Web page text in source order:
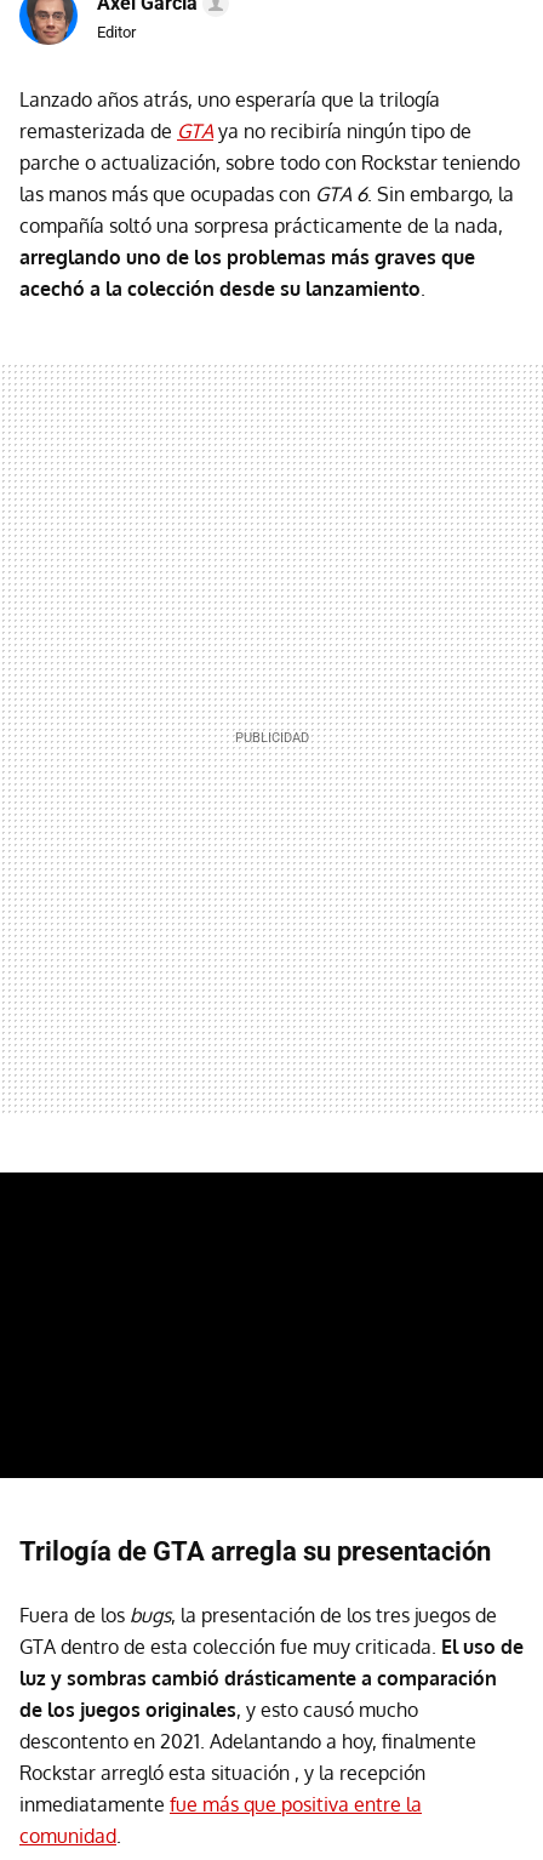
Editor
Lanzado años atrás, uno esperaría que la trilogía
remasterizada de GTAya no recibiría ningún tipo de
parche o actualización, sobre todo con Rockstar teniendo
las manos más que ocupadas con GTA 6. Sin embargo, la
compañía soltó una sorpresa prácticamente de la nada,
arreglando uno de los problemas más graves que
acechó a la colección desde su lanzamiento.
Trilogía de GTA arregla su presentación
Fuera de los bugs, la presentación de los tres juegos de
GTA dentro de esta colección fue muy criticada. El uso de
luz y sombras cambió drásticamente a comparación
de los juegos originales, y esto causó mucho
descontento en 2021. Adelantando a hoy, finalmente
Rockstar arregló esta situación , y la recepción
inmediatamente fue más que positiva entre la
comunidad.